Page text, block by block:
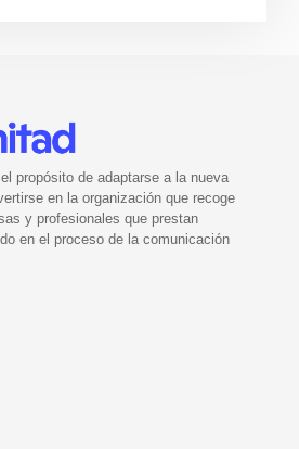
propósito de adaptarse a la nueva
en la organización que recoge
y profesionales que prestan
en el proceso de la comunicación